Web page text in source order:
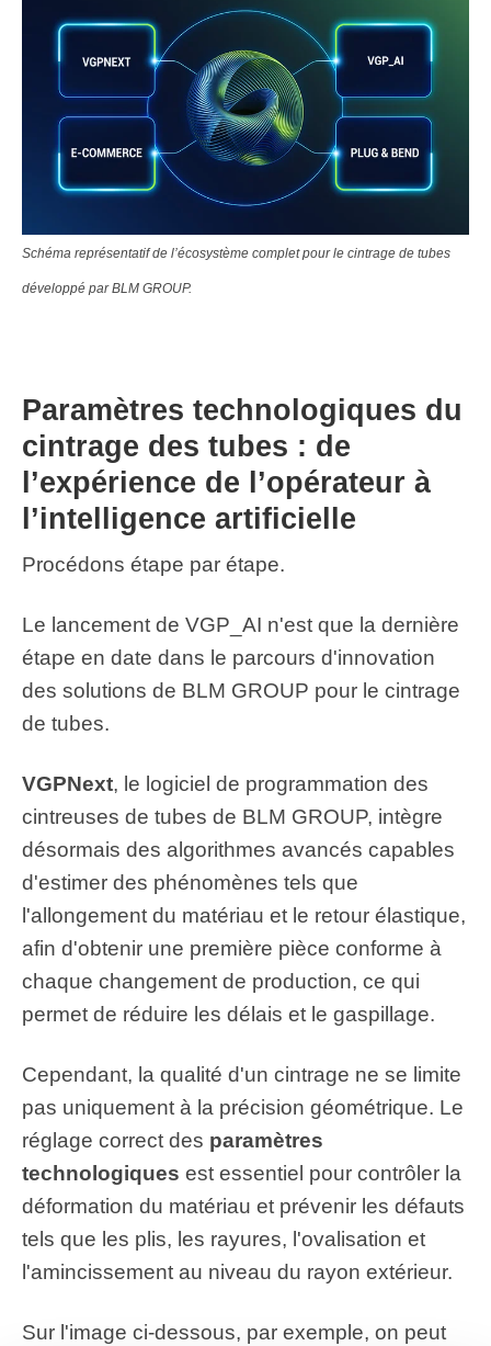
Schéma représentatif de l’écosystème complet pour le cintrage de tubes
développé par BLM GROUP.
Paramètres technologiques du
cintrage des tubes : de
l’expérience de l’opérateur à
l’intelligence artificielle
Procédons étape par étape.
Le lancement de VGP_AI n'est que la dernière
étape en date dans le parcours d'innovation
des solutions de BLM GROUP pour le cintrage
de tubes.
VGPNext, le logiciel de programmation des
cintreuses de tubes de BLM GROUP, intègre
désormais des algorithmes avancés capables
d'estimer des phénomènes tels que
l'allongement du matériau et le retour élastique,
afin d'obtenir une première pièce conforme à
chaque changement de production, ce qui
permet de réduire les délais et le gaspillage.
Cependant, la qualité d'un cintrage ne se limite
pas uniquement à la précision géométrique. Le
réglage correct des paramètres
technologiques est essentiel pour contrôler la
déformation du matériau et prévenir les défauts
tels que les plis, les rayures, l'ovalisation et
l'amincissement au niveau du rayon extérieur.
Sur l'image ci-dessous, par exemple, on peut